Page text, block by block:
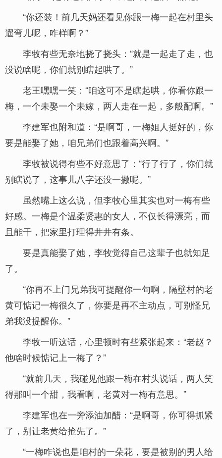
“你还装！前几天妈还看见你跟一梅一起在村里头
遛弯儿呢，咋样啊？”
李牧有些无奈地挠了挠头：“就是一起走了走，也
没说啥呢，你们就别瞎起哄了。”
老王嘿嘿一笑：“咱这可不是瞎起哄，你看你跟一
梅，一个未娶一个未嫁，两人走在一起，多般配啊。”
李建军也附和道：“是啊哥，一梅姐人挺好的，你
要是能娶了她，咱兄弟们也跟着高兴啊。”
李牧被说得有些不好意思了：“行了行了，你们就
别瞎说了，这事儿八字还没一撇呢。”
虽然嘴上这么说，但李牧心里其实也对一梅有些
好感。一梅是个温柔贤惠的女人，不仅长得漂亮，而
且能干，把家里打理得井井有条。
要是真能娶了她，李牧觉得自己这辈子也就知足
了。
“你再不上门兄弟我可提醒你一句啊，隔壁村的老
黄可惦记一梅很久了，你要是再不主动点，可别怪兄
弟我没提醒你。”
李牧一听这话，心里顿时有些紧张起来：“老赵？
他啥时候惦记上一梅了？”
“就前几天，我碰见他跟一梅在村头说话，两人笑
得那叫一个甜，我看啊，老黄对一梅有意思。”
李建军也在一旁添油加醋：“是啊哥，你可得抓紧
了，别让老黄给抢先了。”
“一梅咋说也是咱村的一朵花，要是被别的男人给